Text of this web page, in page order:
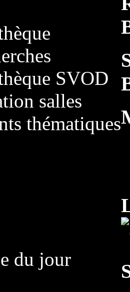
SVOD
salles
thématiques
du jour